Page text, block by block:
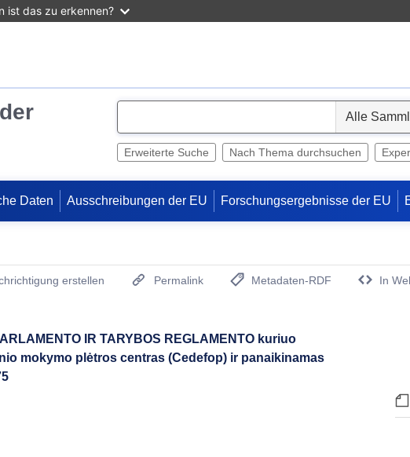
ist das zu erkennen?
e
Erweiterte Suche Nach Thema durchsuchen
Daten Ausschreibungen der EU Forschungsergebnisse der EU
erstellen Permalink
Metadaten-RDF
In
IR TARYBOS REGLAMENTO kuriuo
mokymo plėtros centras (Cedefop) ir panaikinamas